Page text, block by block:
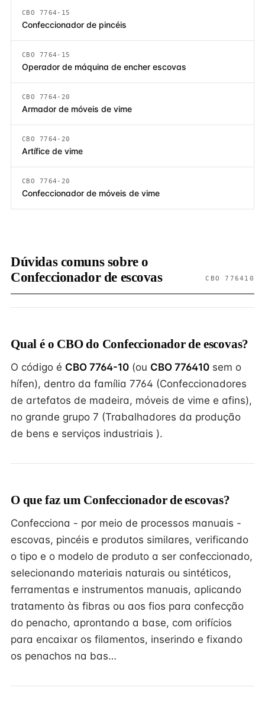
CBO 7764-15
Confeccionador de pincéis
CBO 7764-15
Operador de máquina de encher escovas
CBO 7764-20
Armador de móveis de vime
CBO 7764-20
Artífice de vime
CBO 7764-20
Confeccionador de móveis de vime
Dúvidas comuns sobre o
Confeccionador de escovas
CBO 776410
Qual é o CBO do Confeccionador de escovas?
O código é CBO 7764-10 (ou CBO 776410 sem o
hífen), dentro da família 7764 (Confeccionadores
de artefatos de madeira, móveis de vime e afins),
no grande grupo 7 (Trabalhadores da produção
de bens e serviços industriais ).
O que faz um Confeccionador de escovas?
Confecciona - por meio de processos manuais -
escovas, pincéis e produtos similares, verificando
o tipo e o modelo de produto a ser confeccionado,
selecionando materiais naturais ou sintéticos,
ferramentas e instrumentos manuais, aplicando
tratamento às fibras ou aos fios para confecção
do penacho, aprontando a base, com orifícios
para encaixar os filamentos, inserindo e fixando
os penachos na bas…